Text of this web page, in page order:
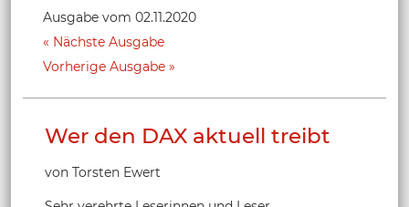
Ausgabe vom 02.11.2020
Nächste Ausgabe
Vorherige Ausgabe
Wer den DAX aktuell treibt
von Torsten Ewert